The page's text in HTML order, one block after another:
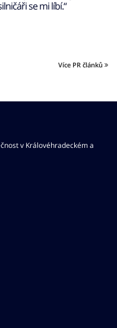
se mi líbí.“
Více PR článků
v Královéhradeckém a